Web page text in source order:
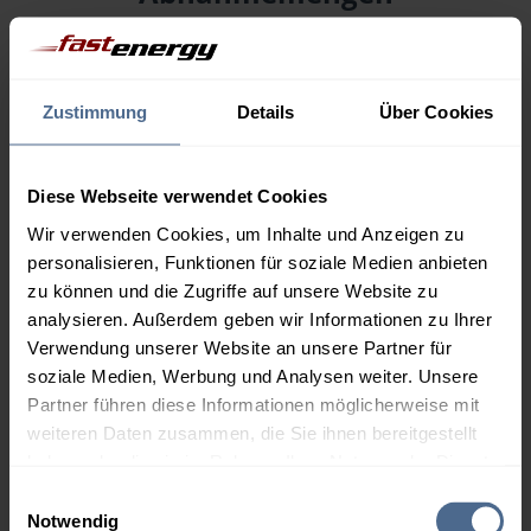
Zustimmung Details Über Cookies
Diese Webseite verwendet Cookies
Wir verwenden Cookies, um Inhalte und Anzeigen zu
personalisieren, Funktionen für soziale Medien anbieten
zu können und die Zugriffe auf unsere Website zu
analysieren. Außerdem geben wir Informationen zu Ihrer
Verwendung unserer Website an unsere Partner für
soziale Medien, Werbung und Analysen weiter. Unsere
Partner führen diese Informationen möglicherweise mit
weiteren Daten zusammen, die Sie ihnen bereitgestellt
Notwendig
158,19 €
3.000 Liter
154,34 €
156,33 €
154,84 €
Preise für Heizöl in Standardqualität nach Ö-Norm C 1109 in € / 100